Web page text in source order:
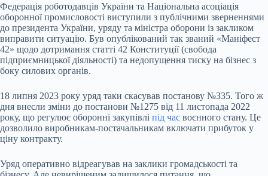
Федерація роботодавців України та Національна асоціація
оборонної промисловості виступили з публічними зверненнями
до президента України, уряду та міністра оборони із закликом
виправити ситуацію. Був опублікований так званий «Маніфест
42» щодо дотримання статті 42 Конституції (свобода
підприємницької діяльності) та недопущення тиску на бізнес з
боку силових органів.
18 липня 2023 року уряд таки скасував постанову №335. Того ж
дня внесли зміни до постанови №1275 від 11 листопада 2022
року, що регулює оборонні закупівлі під час воєнного стану. Це
дозволило виробникам-постачальникам включати прибуток у
ціну контракту.
Уряд оперативно відреагував на заклики громадськості та